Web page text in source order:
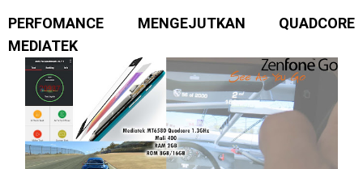
PERFOMANCE MENGEJUTKAN QUADCORE
MEDIATEK